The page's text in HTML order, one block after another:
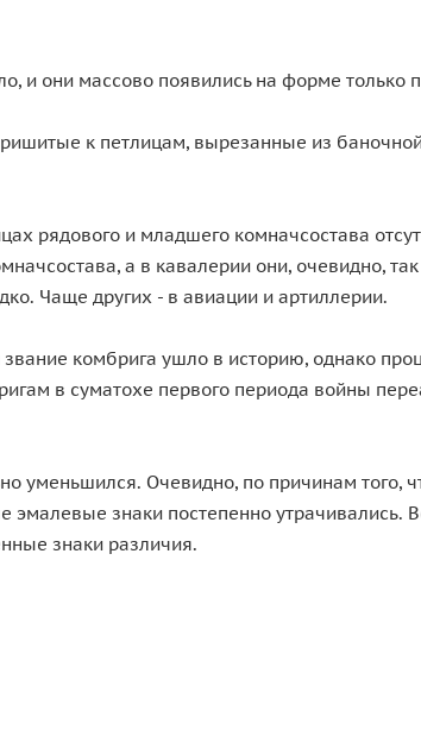
и они массово появились на форме только
к петлицам, вырезанные из
рядового и младшего комначсостава
а в кавалерии они, очевидно,
Чаще других - в авиации и артиллерии.
комбрига ушло в историю, однако
в суматохе первого периода войны
уменьшился. Очевидно, по причинам
знаки постепенно
знаки различия.